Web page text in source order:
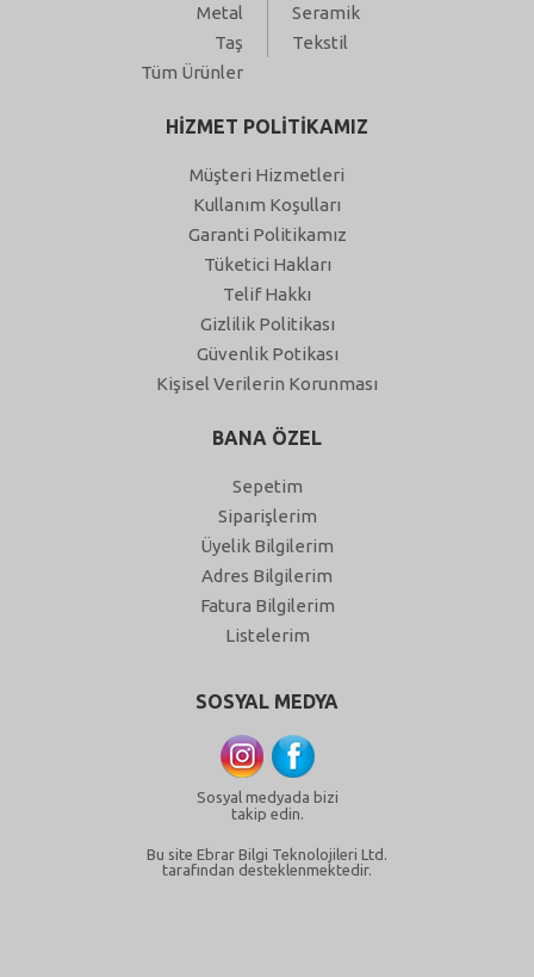
Metal
Seramik
Taş
Tekstil
Tüm Ürünler
HİZMET POLİTİKAMIZ
Müşteri Hizmetleri
Kullanım Koşulları
Garanti Politikamız
Tüketici Hakları
Telif Hakkı
Gizlilik Politikası
Güvenlik Potikası
Kişisel Verilerin Korunması
BANA ÖZEL
Sepetim
Siparişlerim
Üyelik Bilgilerim
Adres Bilgilerim
Fatura Bilgilerim
Listelerim
SOSYAL MEDYA
Sosyal medyada bizi
takip edin.
Bu site Ebrar Bilgi Teknolojileri Ltd.
tarafından desteklenmektedir.